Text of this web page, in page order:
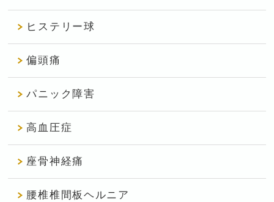
ヒステリー球
偏頭痛
パニック障害
高血圧症
座骨神経痛
腰椎椎間板ヘルニア